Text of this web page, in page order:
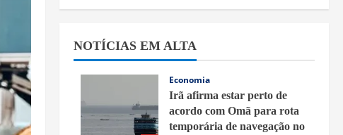
NOTÍCIAS EM ALTA
Economia
Irã afirma estar perto de
acordo com Omã para rota
temporária de navegação no